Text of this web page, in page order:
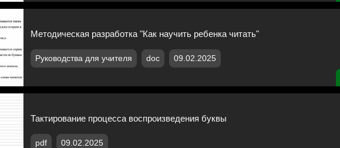
Методическая разработка "Как научить ребенка читать"
Руководства для учителя doc 09.02.2025
Тактирование процесса воспроизведения буквы
pdf 09.02.2025